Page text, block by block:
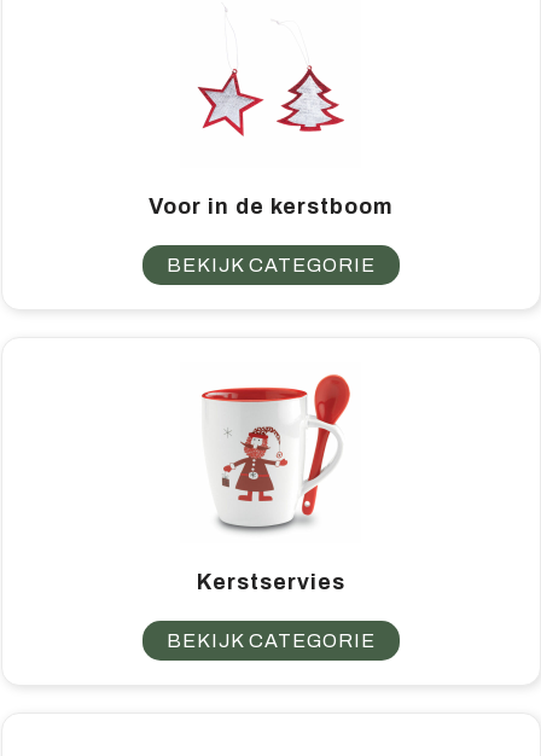
Voor in de kerstboom
BEKIJK CATEGORIE
Kerstservies
BEKIJK CATEGORIE